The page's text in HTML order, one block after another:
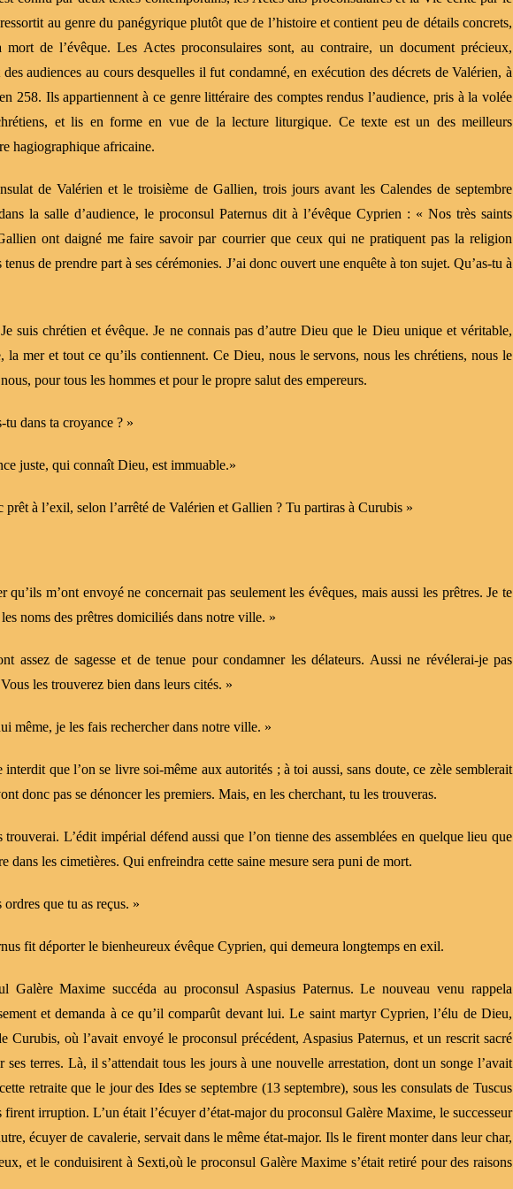
au genre du panégyrique plutôt que de l’histoire et contient peu de détails concrets,
mort de l’évêque. Les Actes proconsulaires sont, au contraire, un document précieux,
audiences au cours desquelles il fut condamné, en exécution des décrets de Valérien, à
258. Ils appartiennent à ce genre littéraire des comptes rendus l’audience, pris à la volée
et lis en forme en vue de la lecture liturgique. Ce texte est un des meilleurs
hagiographique africaine.
de Valérien et le troisième de Gallien, trois jours avant les Calendes de septembre
la salle d’audience, le proconsul Paternus dit à l’évêque Cyprien : « Nos très saints
ont daigné me faire savoir par courrier que ceux qui ne pratiquent pas la religion
de prendre part à ses cérémonies. J’ai donc ouvert une enquête à ton sujet. Qu’as-tu à
suis chrétien et évêque. Je ne connais pas d’autre Dieu que le Dieu unique et véritable,
mer et tout ce qu’ils contiennent. Ce Dieu, nous le servons, nous les chrétiens, nous le
pour tous les hommes et pour le propre salut des empereurs.
tu dans ta croyance ? »
juste, qui connaît Dieu, est immuable.»
prêt à l’exil, selon l’arrêté de Valérien et Gallien ? Tu partiras à Curubis »
qu’ils m’ont envoyé ne concernait pas seulement les évêques, mais aussi les prêtres. Je te
noms des prêtres domiciliés dans notre ville. »
assez de sagesse et de tenue pour condamner les délateurs. Aussi ne révélerai-je pas
les trouverez bien dans leurs cités. »
même, je les fais rechercher dans notre ville. »
interdit que l’on se livre soi-même aux autorités ; à toi aussi, sans doute, ce zèle semblerait
donc pas se dénoncer les premiers. Mais, en les cherchant, tu les trouveras.
L’édit impérial défend aussi que l’on tienne des assemblées en quelque lieu que
dans les cimetières. Qui enfreindra cette saine mesure sera puni de mort.
ordres que tu as reçus. »
fit déporter le bienheureux évêque Cyprien, qui demeura longtemps en exil.
Galère Maxime succéda au proconsul Aspasius Paternus. Le nouveau venu rappela
et demanda à ce qu’il comparût devant lui. Le saint martyr Cyprien, l’élu de Dieu,
Curubis, où l’avait envoyé le proconsul précédent, Aspasius Paternus, et un rescrit sacré
ses terres. Là, il s’attendait tous les jours à une nouvelle arrestation, dont un songe l’avait
retraite que le jour des Ides se septembre (13 septembre), sous les consulats de Tuscus
irruption. L’un était l’écuyer d’état-major du proconsul Galère Maxime, le successeur
écuyer de cavalerie, servait dans le même état-major. Ils le firent monter dans leur char,
et le conduisirent à Sexti,où le proconsul Galère Maxime s’était retiré pour des raisons